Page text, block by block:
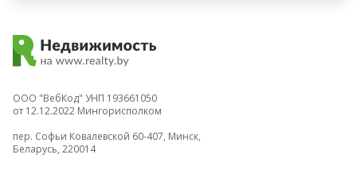
ООО "ВебКод" УНП 193661050
от 12.12.2022 Мингорисполком
пер. Софьи Ковалевской 60-407, Минск,
Беларусь, 220014